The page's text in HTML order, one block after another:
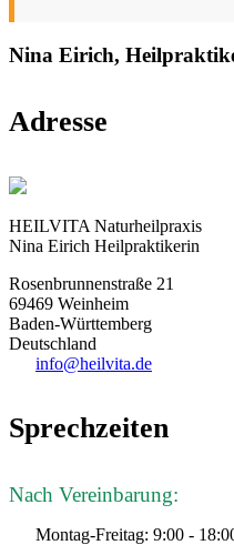
Nina Eirich,
Adresse
HEILVITA Naturheilpraxis
Nina Eirich Heilpraktikerin
Rosenbrunnenstraße 21
69469 Weinheim
Baden-Württemberg
Deutschland
info@heilvita.de
Sprechzeiten
Nach Vereinbarung:
Montag-Freitag: 9:00 -